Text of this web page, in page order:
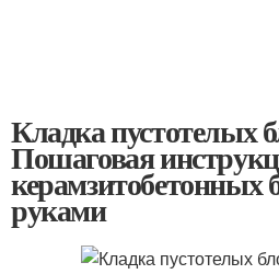
Кладка пустотелых
Пошаговая
керамзитобетонных
руками